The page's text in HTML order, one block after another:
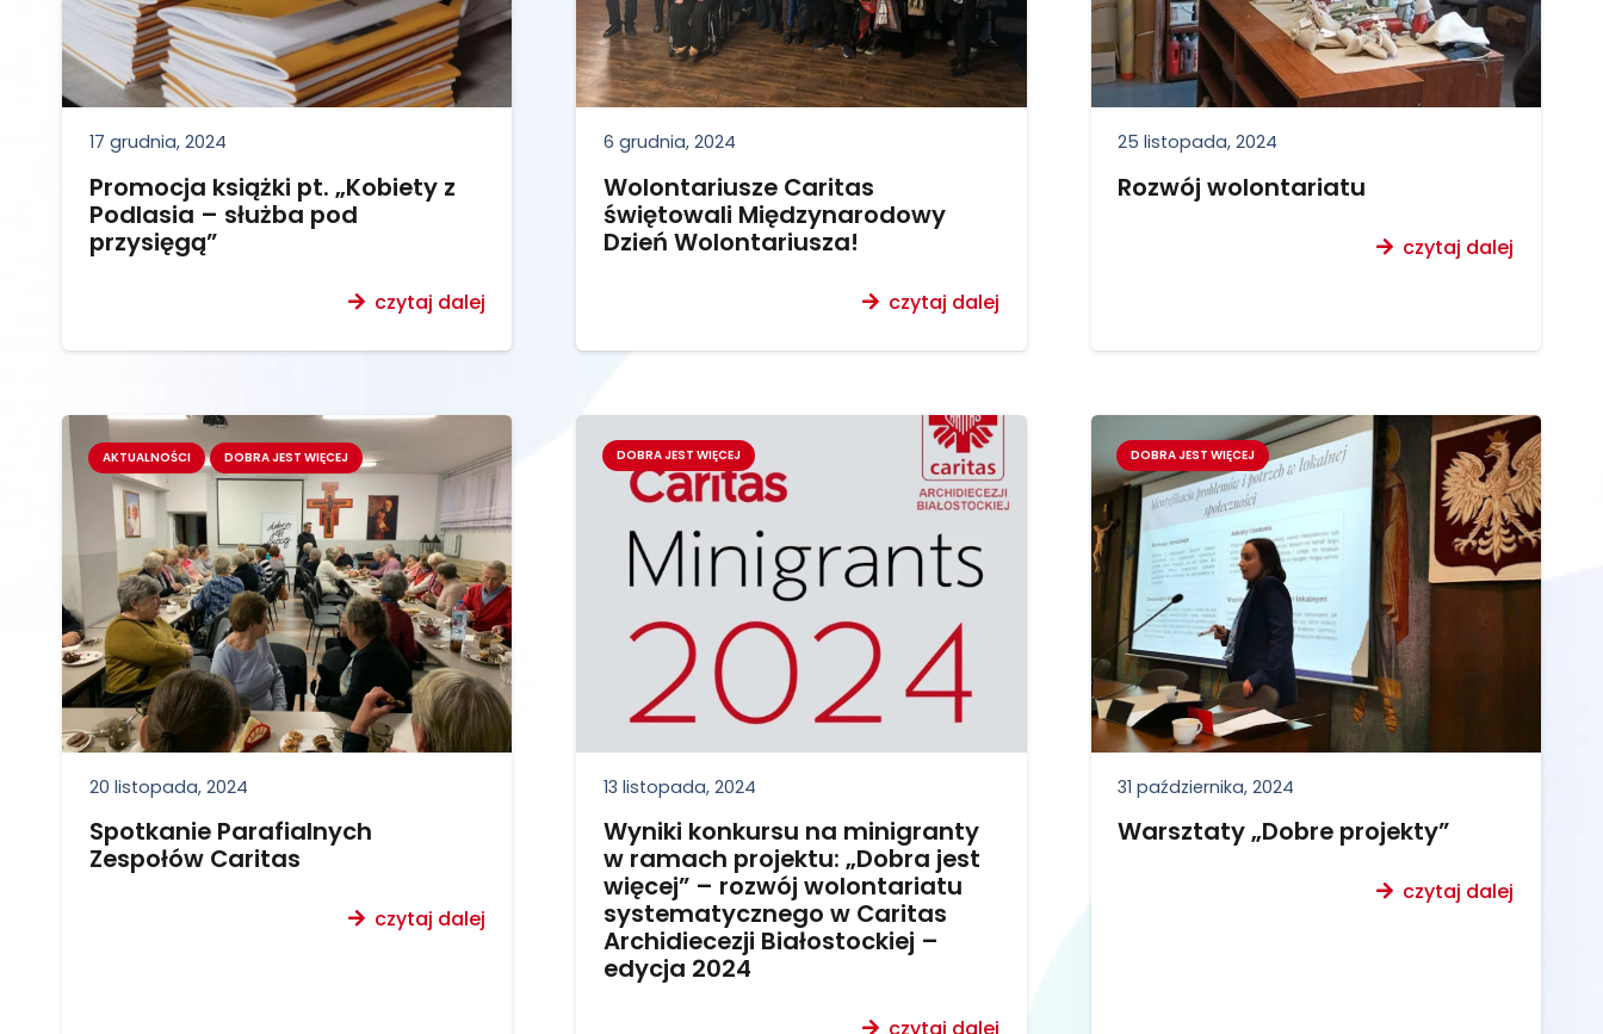
17 grudnia, 2024
Promocja książki pt. „Kobiety z
Podlasia – służba pod
przysięgą”
czytaj dalej
6 grudnia, 2024
Wolontariusze Caritas
świętowali Międzynarodowy
Dzień Wolontariusza!
czytaj dalej
25 listopada, 2024
Rozwój wolontariatu
czytaj dalej
AKTUALNOŚCI DOBRA JEST WIĘCEJ
20 listopada, 2024
Spotkanie Parafialnych
Zespołów Caritas
czytaj dalej
DOBRA JEST WIĘCEJ
13 listopada, 2024
Wyniki konkursu na minigranty
w ramach projektu: „Dobra jest
więcej” – rozwój wolontariatu
systematycznego w Caritas
Archidiecezji Białostockiej –
edycja 2024
DOBRA JEST WIĘCEJ
31 października, 2024
Warsztaty „Dobre projekty”
czytaj dalej